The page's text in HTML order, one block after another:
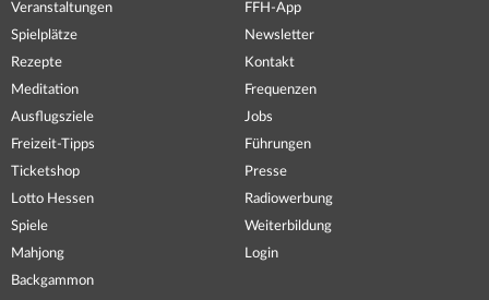
Veranstaltungen
Spielplätze
Rezepte
Meditation
Ausflugsziele
Freizeit-Tipps
Ticketshop
Lotto Hessen
Spiele
Mahjong
Backgammon
FFH-App
Newsletter
Kontakt
Frequenzen
Jobs
Führungen
Presse
Radiowerbung
Weiterbildung
Login